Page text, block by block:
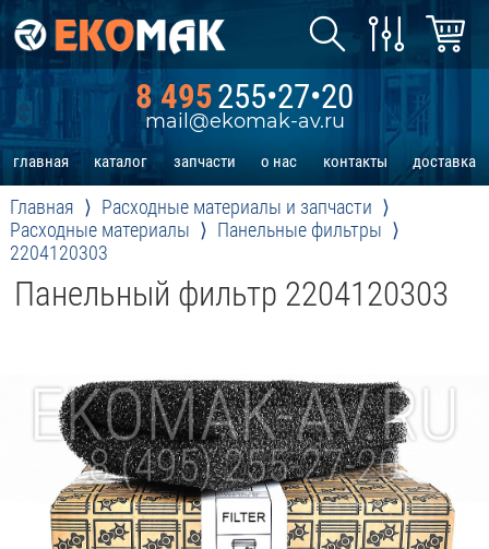
8 495255•27•20
mail@ekomak-av.ru
главная каталог запчасти о нас контакты доставка
Главная
Расходные материалы и запчасти
Расходные материалы
Панельные фильтры
2204120303
Панельный фильтр 2204120303